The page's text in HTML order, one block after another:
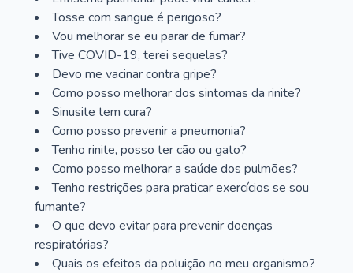
Tosse com sangue é perigoso?
Vou melhorar se eu parar de fumar?
Tive COVID-19, terei sequelas?
Devo me vacinar contra gripe?
Como posso melhorar dos sintomas da rinite?
Sinusite tem cura?
Como posso prevenir a pneumonia?
Tenho rinite, posso ter cão ou gato?
Como posso melhorar a saúde dos pulmões?
Tenho restrições para praticar exercícios se sou
fumante?
O que devo evitar para prevenir doenças
respiratórias?
Quais os efeitos da poluição no meu organismo?